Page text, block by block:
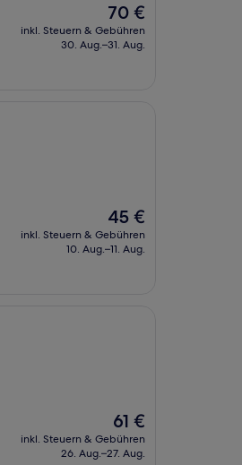
Der
Preis
beträgt
70 €
inkl. Steuern & Gebühren
30. Aug.–31. Aug.
Der
Preis
beträgt
45 €
inkl. Steuern & Gebühren
10. Aug.–11. Aug.
Der
Preis
beträgt
61 €
inkl. Steuern & Gebühren
26. Aug.–27. Aug.